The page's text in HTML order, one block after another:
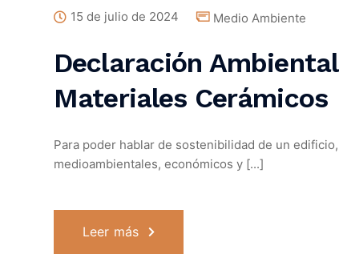
15 de julio de 2024 Medio Ambiente
Declaración
Materiales Cerámicos
Para poder hablar de sostenibilidad de un
medioambientales, económicos y [...]
Leer más